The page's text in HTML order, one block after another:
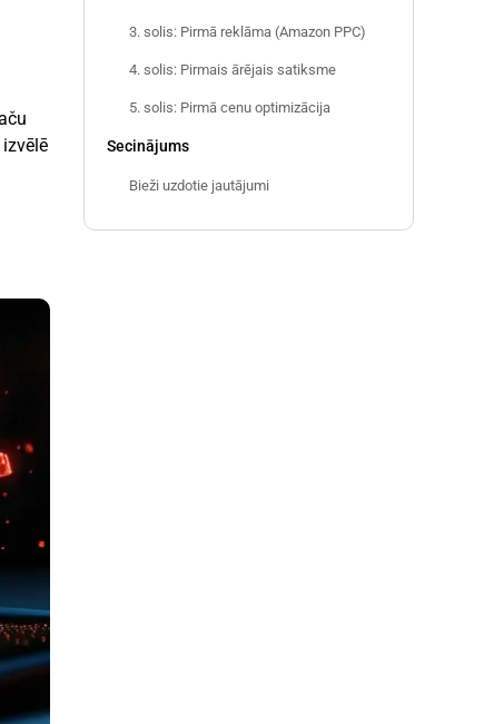
3. solis: Pirmā reklāma (Amazon PPC)
4. solis: Pirmais ārējais satiksme
5. solis: Pirmā cenu optimizācija
Secinājums
Bieži uzdotie jautājumi